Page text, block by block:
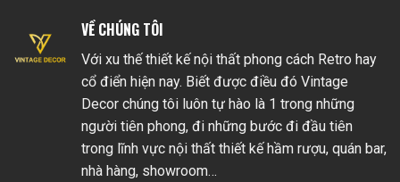
VỀ CHÚNG TÔI
Với xu thế thiết kế nội thất phong cách Retro hay
cổ điển hiện nay. Biết được điều đó Vintage
Decor chúng tôi luôn tự hào là 1 trong những
người tiên phong, đi những bước đi đầu tiên
trong lĩnh vực nội thất thiết kế hầm rượu, quán bar,
nhà hàng, showroom…